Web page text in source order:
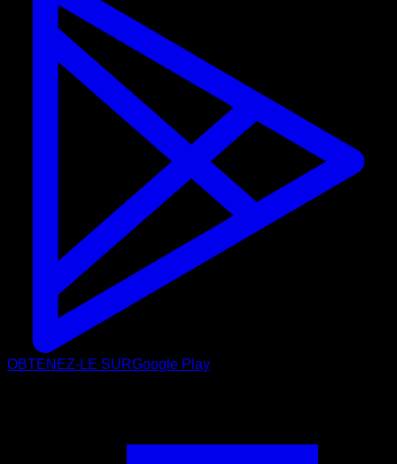
OBTENEZ-LE SURGoogle Play